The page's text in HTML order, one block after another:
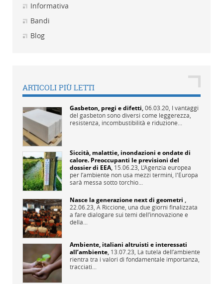
Informativa
Bandi
Blog
ARTICOLI PIÙ LETTI
Gasbeton, pregi e difetti,06.03.20, I vantaggi
del gasbeton sono diversi come leggerezza,
resistenza, incombustibilità e riduzione...
Siccità, malattie, inondazioni e ondate di
calore. Preoccupanti le previsioni del
dossier di EEA, 15.06.23, L’Agenzia europea
per l’ambiente non usa mezzi termini, l'Europa
sarà messa sotto torchio...
Nasce la generazione next di geometri ,
22.06.23, A Riccione, una due giorni finalizzata
a fare dialogare sui temi dell’innovazione e
della...
Ambiente, italiani altruisti e interessati
all’ambiente, 13.07.23, La tutela dell’ambiente
rientra tra i valori di fondamentale importanza,
tracciati...